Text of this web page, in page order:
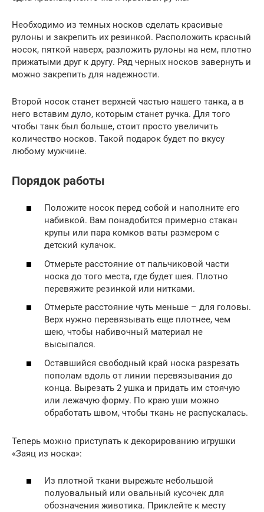
Необходимо из темных носков сделать красивые
рулоны и закрепить их резинкой. Расположить красный
носок, пяткой наверх, разложить рулоны на нем, плотно
прижатыми друг к другу. Ряд черных носков завернуть и
можно закрепить для надежности.
Второй носок станет верхней частью нашего танка, а в
него вставим дуло, которым станет ручка. Для того
чтобы танк был больше, стоит просто увеличить
количество носков. Такой подарок будет по вкусу
любому мужчине.
Порядок работы
Положите носок перед собой и наполните его
набивкой. Вам понадобится примерно стакан
крупы или пара комков ваты размером с
детский кулачок.
Отмерьте расстояние от пальчиковой части
носка до того места, где будет шея. Плотно
перевяжите резинкой или нитками.
Отмерьте расстояние чуть меньше – для головы.
Верх нужно перевязывать еще плотнее, чем
шею, чтобы набивочный материал не
высыпался.
Оставшийся свободный край носка разрезать
пополам вдоль от линии перевязывания до
конца. Вырезать 2 ушка и придать им стоячую
или лежачую форму. По краю уши можно
обработать швом, чтобы ткань не распускалась.
Теперь можно приступать к декорированию игрушки
«Заяц из носка»:
Из плотной ткани вырежьте небольшой
полуовальный или овальный кусочек для
обозначения животика. Приклейте к месту